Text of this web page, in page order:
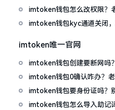
imtoken钱包怎么改权限？
人
imtoken钱包kyc通道关闭，
imtoken唯一官网
imtoken钱包创建要断网吗
imtoken钱包0确认咋办？
imtoken钱包要身份证吗？
imtoken钱包怎么导入助记